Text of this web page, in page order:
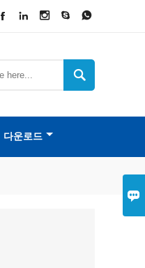

    

다운로드